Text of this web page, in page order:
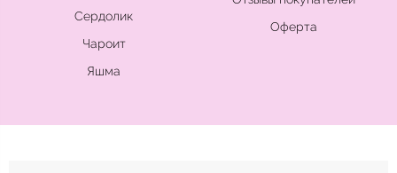
Сердолик
Чароит
Яшма
Оферта